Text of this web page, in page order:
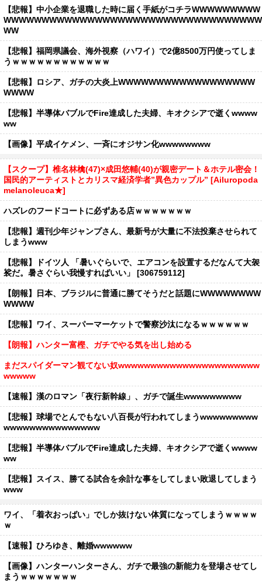
【悲報】中小企業を退職した時に届く手紙がコチラWWWWWWWWW
WWWWWWWWWWWWWWWWWWWWWWWWWWWWWWWWWW
WW
【悲報】福岡県議会、海外視察（ハワイ）で2億8500万円使ってしま
うｗｗｗｗｗｗｗｗｗｗｗｗ
【悲報】ロシア、ガチの大炎上WWWWWWWWWWWWWWWWWW
WWWW
【悲報】半導体バブルでFire達成した夫婦、キオクシアで逝くwwww
ww
【画像】平成イケメン、一斉にオジサン化wwwwwwww
【スクープ】椎名林檎(47)×成田悠輔(40)が親密デート＆ホテル密会！
国民的アーティストとカリスマ経済学者”異色カップル” [Ailuropoda
melanoleuca★]
ハズレのフードコートに必ずある店ｗｗｗｗｗｗｗ
【悲報】週刊少年ジャンプさん、最新号が大量に不法投棄させられて
しまうwww
【悲報】ドイツ人 「暑いぐらいで、エアコンを設置するだなんて大袈
裟だ。暑さぐらい我慢すればいい」 [306759112]
【朗報】日本、ブラジルに普通に勝てそうだと話題にWWWWWWWW
WWWW
【悲報】ワイ、スーパーマーケットで警察沙汰になるｗｗｗｗｗｗ
【朗報】ハンター富樫、ガチでやる気を出し始める
まだスパイダーマン観てない奴wwwwwwwwwwwwwwwwwwwwww
wwwww
【速報】漢のロマン「夜行新幹線」、ガチで誕生wwwwwwwww
【悲報】球場でとんでもない八百長が行われてしまうwwwwwwwww
wwwwwwwwwwwwwww
【悲報】半導体バブルでFire達成した夫婦、キオクシアで逝くwwww
ww
【悲報】スイス、勝てる試合を余計な事をしてしまい敗退してしまう
www
ワイ、「着衣おっばい」でしか抜けない体質になってしまうｗｗｗｗ
ｗ
【速報】ひろゆき、離婚wwwwww
【画像】ハンターハンターさん、ガチで最強の新能力を登場させてし
まうｗｗｗｗｗｗｗ